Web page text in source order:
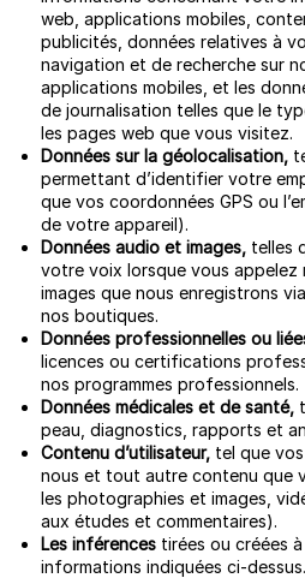
web, applications mobiles,
publicités, données relatives à
navigation et de recherche sur
applications mobiles, et les
de journalisation telles que le
les pages web que vous visitez.
Données sur la géolocalisation,
permettant d’identifier votre
que vos coordonnées GPS ou
de votre appareil).
Données audio et images, telles
votre voix lorsque vous appelez
images que nous enregistrons
nos boutiques.
Données professionnelles ou
licences ou certifications
nos programmes professionnels.
Données médicales et de santé,
peau, diagnostics, rapports et
Contenu d’utilisateur, tel que
nous et tout autre contenu que
les photographies et images,
aux études et commentaires).
Les inférences tirées ou créées
informations indiquées ci-dessus.